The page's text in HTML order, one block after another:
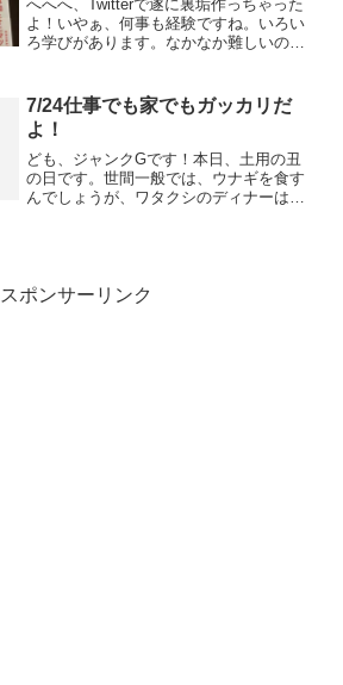
へへへ、Twitterで遂に裏垢作っちゃった
よ！いやぁ、何事も経験ですね。いろい
ろ学びがあります。なかなか難しいのか
挙げてた「新しいこと」ゲット！抱負と
か載ってるのはこ...
7/24仕事でも家でもガッカリだ
よ！
ども、ジャンクGです！本日、土用の丑
の日です。世間一般では、ウナギを食す
んでしょうが、ワタクシのディナーはレ
スポンサーリンク